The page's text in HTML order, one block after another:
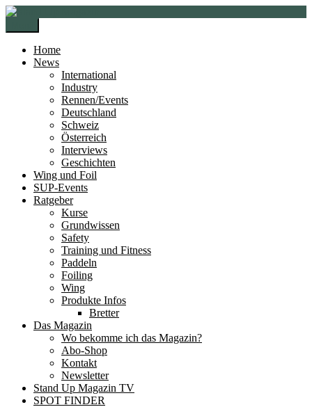
Zur
Navigation
springen
Zum
springen
Home
News
International
Industry
Rennen/Events
Deutschland
Schweiz
Österreich
Interviews
Geschichten
Wing und Foil
SUP-Events
Ratgeber
Kurse
Grundwissen
Safety
Training und Fitness
Paddeln
Foiling
Wing
Produkte Infos
Bretter
Das Magazin
Wo bekomme ich das Magazin?
Abo-Shop
Kontakt
Newsletter
Stand Up Magazin TV
SPOT FINDER